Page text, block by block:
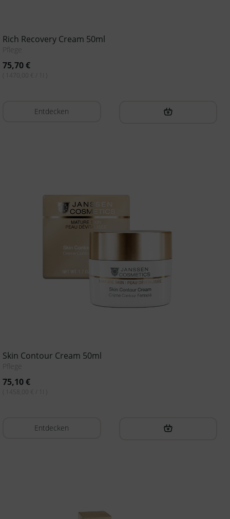
Rich Recovery Cream 50ml
Pflege
75,70€
( 1470,00 € / 1l )
Entdecken
Skin Contour Cream 50ml
Pflege
75,10€
( 1458,00 € / 1l )
Entdecken